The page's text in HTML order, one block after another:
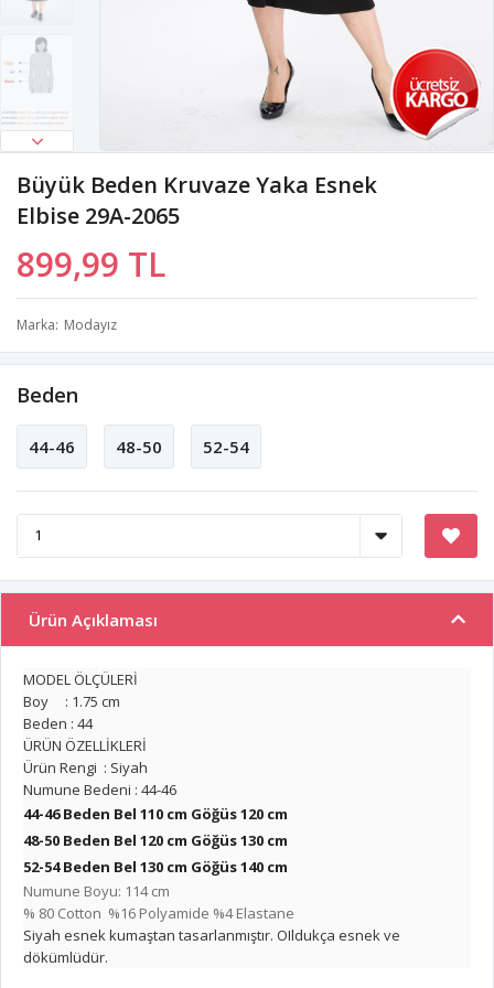
Büyük Beden Kruvaze Yaka Esnek
Elbise 29A-2065
899,99 TL
Marka Modayız
Beden
44-46 48-50 52-54
Ürün Açıklaması
MODEL ÖLÇÜLERİ
Boy : 1.75 cm
Beden : 44
ÜRÜN ÖZELLİKLERİ
Ürün Rengi : Siyah
Numune Bedeni : 44-46
44-46 Beden Bel 110 cm Göğüs 120 cm
48-50 Beden Bel 120 cm Göğüs 130 cm
52-54 Beden Bel 130 cm Göğüs 140 cm
Numune Boyu: 114 cm
% 80 Cotton %16 Polyamide %4 Elastane
Siyah esnek kumaştan tasarlanmıştır. OIldukça esnek ve
dökümlüdür.